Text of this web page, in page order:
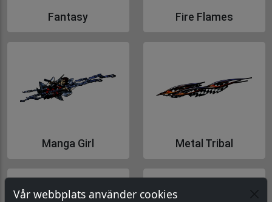
Vår webbplats använder cookies
Fantasy Fire Flames
Manga Girl Metal Tribal